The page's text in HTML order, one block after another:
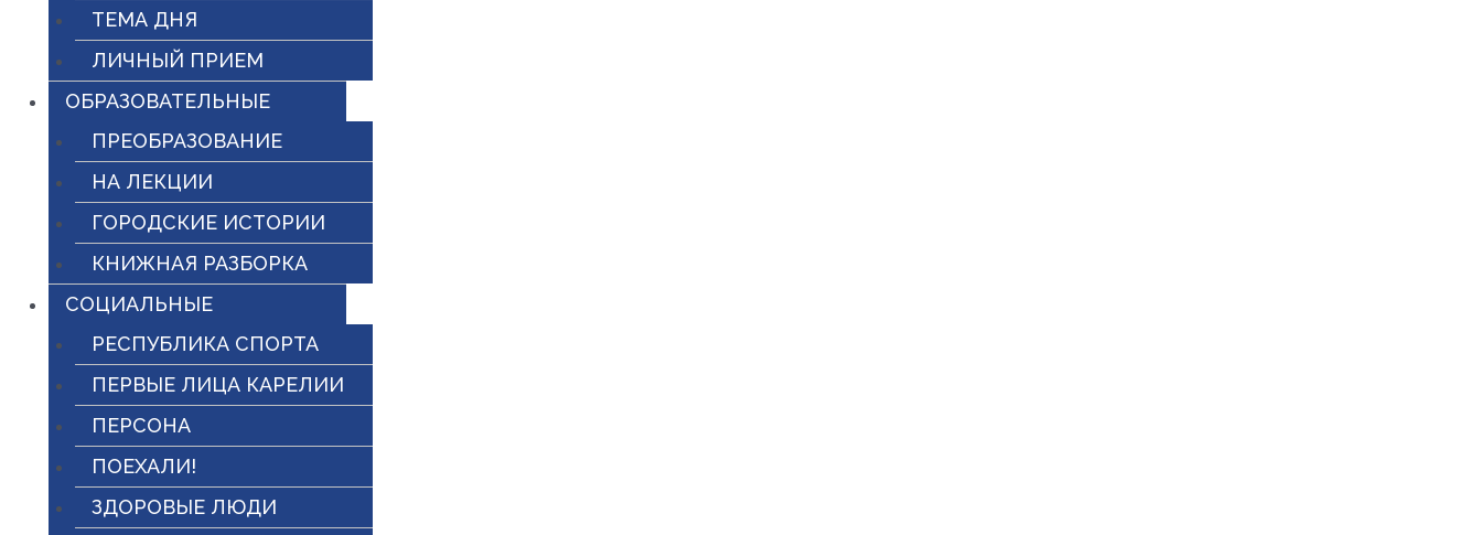
ТЕМА ДНЯ
ЛИЧНЫЙ ПРИЕМ
ОБРАЗОВАТЕЛЬНЫЕ
ПРЕОБРАЗОВАНИЕ
НА ЛЕКЦИИ
ГОРОДСКИЕ ИСТОРИИ
КНИЖНАЯ РАЗБОРКА
СОЦИАЛЬНЫЕ
РЕСПУБЛИКА СПОРТА
ПЕРВЫЕ ЛИЦА КАРЕЛИИ
ПЕРСОНА
ПОЕХАЛИ!
ЗДОРОВЫЕ ЛЮДИ